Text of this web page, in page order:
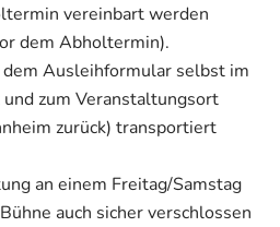
vereinbart werden
dem Abholtermin).
Ausleihformular selbst im
zum Veranstaltungsort
zurück) transportiert
an einem Freitag/Samstag
auch sicher verschlossen